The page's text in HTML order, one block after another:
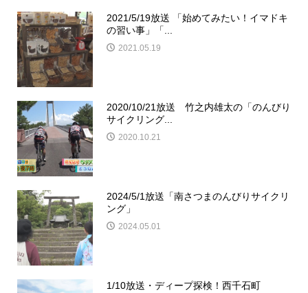
2021/5/19放送 「始めてみたい！イマドキ
の習い事」「...
2021.05.19
2020/10/21放送 竹之内雄太の「のんびり
サイクリング...
2020.10.21
2024/5/1放送「南さつまのんびりサイクリ
ング」
2024.05.01
1/10放送・ディープ探検！西千石町